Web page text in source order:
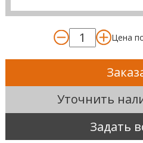
Цена
Уточнить
Задать